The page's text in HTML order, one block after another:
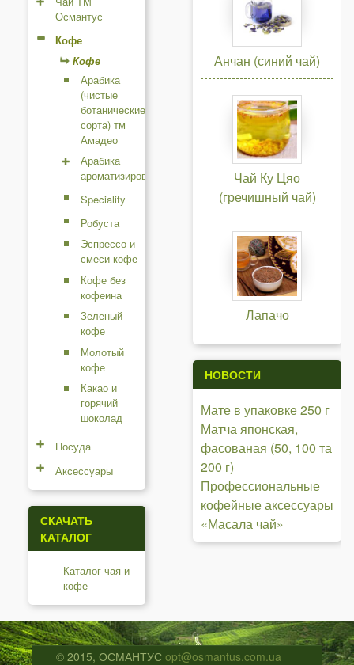
ц
Османтус
Кофе
Кофе
Арабика
(чистые
ботанические
сорта) тм
Амадео
Арабика
ароматизированная
Speciality
Робуста
Эспрессо и
смеси кофе
Кофе без
кофеина
Зеленый
кофе
Молотый
кофе
Какао и
горячий
шоколад
Посуда
Аксессуары
СКАЧАТЬ
КАТАЛОГ
Каталог чая и
кофе
Анчан (синий чай)
Чай Ку Цяо
(гречишный чай)
Лапачо
НОВОСТИ
Мате в упаковке 250 г
Матча японская,
фасованая (50, 100 та
200 г)
Профессиональные
кофейные аксессуары
«Масала чай»
© 2015, ОСМАНТУСopt@osmantus.com.ua